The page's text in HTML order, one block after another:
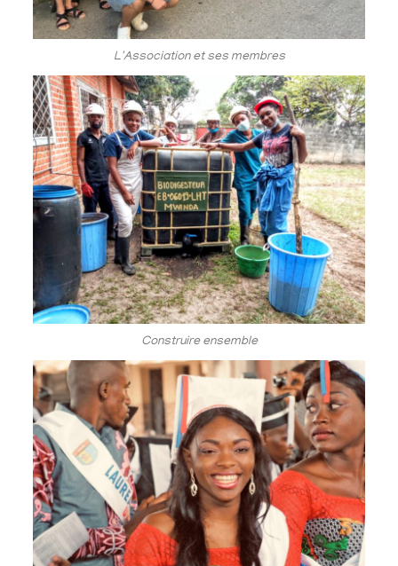
L'Association et ses membres
Construire ensemble